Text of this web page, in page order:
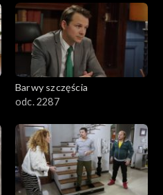
Barwy szczęścia
odc. 2287